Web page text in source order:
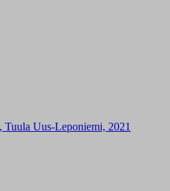
Uus-Leponiemi, 2021